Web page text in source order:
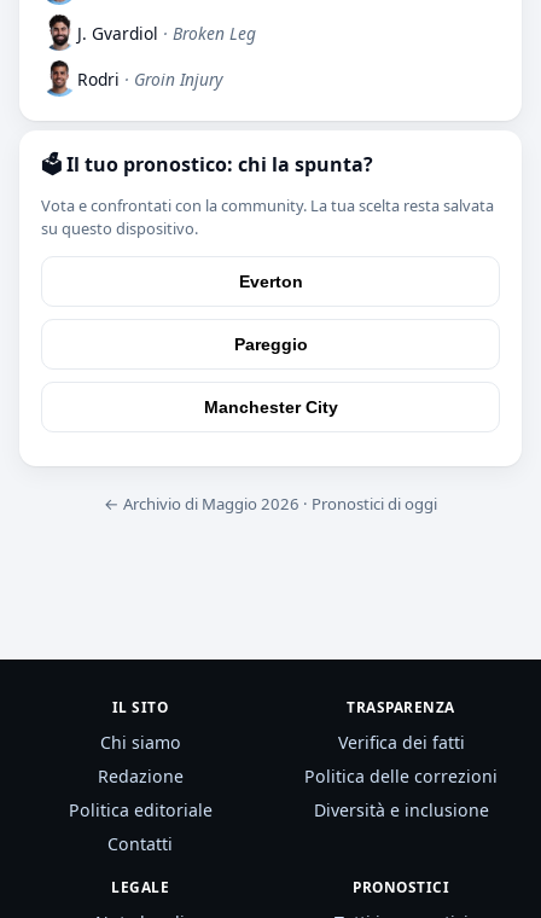
J. Gvardiol · Broken Leg
Rodri · Groin Injury
🗳️ Il tuo pronostico: chi la spunta?
Vota e confrontati con la community. La tua scelta resta salvata
su questo dispositivo.
Everton
Pareggio
Manchester City
← Archivio di Maggio 2026 · Pronostici di oggi
IL SITO
Chi siamo
Redazione
Politica editoriale
Contatti
TRASPARENZA
Verifica dei fatti
Politica delle correzioni
Diversità e inclusione
LEGALE PRONOSTICI